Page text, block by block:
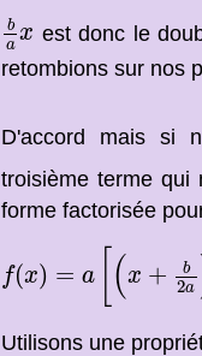
b
a x
b
est donc le
retombions sur nos
D'accord mais si
troisième terme
forme factorisée
f(x) = a (x + b
2a
+b
Utilisons une